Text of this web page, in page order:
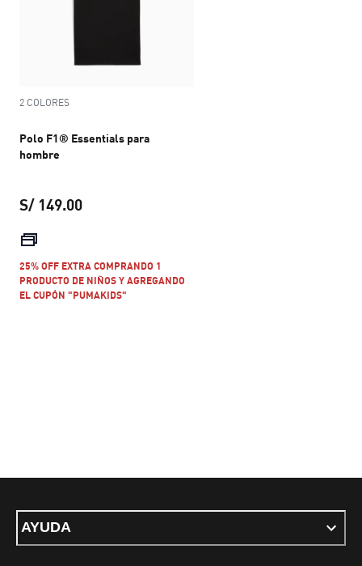
2 COLORES
Polo F1® Essentials para
hombre
S/ 149.00
25% OFF EXTRA COMPRANDO 1
PRODUCTO DE NIÑOS Y AGREGANDO
EL CUPÓN "PUMAKIDS"
AYUDA